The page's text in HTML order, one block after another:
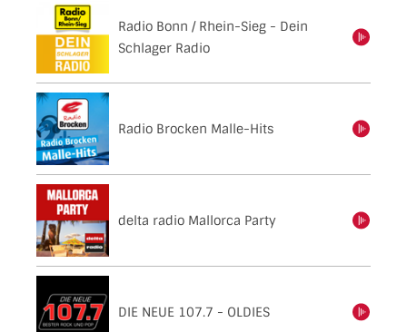
Radio Bonn / Rhein-Sieg - Dein
Schlager Radio
einschalten
Radio Brocken Malle-Hitseinschalten
delta radio Mallorca Partyeinschalten
DIE NEUE 107.7 - OLDIESeinschalten